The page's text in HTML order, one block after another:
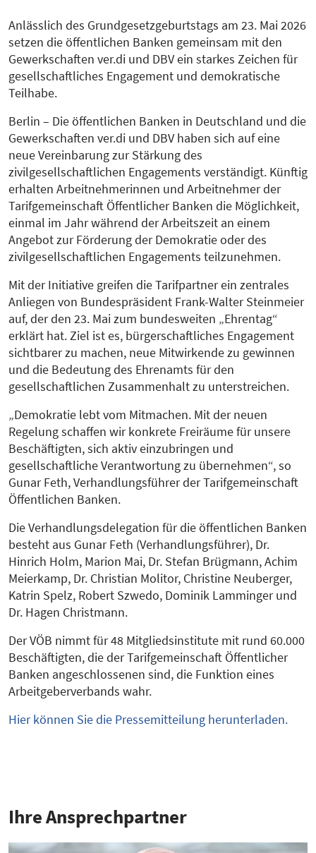
Anlässlich des Grundgesetzgeburtstags am 23. Mai 2026
setzen die öffentlichen Banken gemeinsam mit den
Gewerkschaften ver.di und DBV ein starkes Zeichen für
gesellschaftliches Engagement und demokratische
Teilhabe.
Berlin – Die öffentlichen Banken in Deutschland und die
Gewerkschaften ver.di und DBV haben sich auf eine
neue Vereinbarung zur Stärkung des
zivilgesellschaftlichen Engagements verständigt. Künftig
erhalten Arbeitnehmerinnen und Arbeitnehmer der
Tarifgemeinschaft Öffentlicher Banken die Möglichkeit,
einmal im Jahr während der Arbeitszeit an einem
Angebot zur Förderung der Demokratie oder des
zivilgesellschaftlichen Engagements teilzunehmen.
Mit der Initiative greifen die Tarifpartner ein zentrales
Anliegen von Bundespräsident Frank-Walter Steinmeier
auf, der den 23. Mai zum bundesweiten „Ehrentag“
erklärt hat. Ziel ist es, bürgerschaftliches Engagement
sichtbarer zu machen, neue Mitwirkende zu gewinnen
und die Bedeutung des Ehrenamts für den
gesellschaftlichen Zusammenhalt zu unterstreichen.
„Demokratie lebt vom Mitmachen. Mit der neuen
Regelung schaffen wir konkrete Freiräume für unsere
Beschäftigten, sich aktiv einzubringen und
gesellschaftliche Verantwortung zu übernehmen“, so
Gunar Feth, Verhandlungsführer der Tarifgemeinschaft
Öffentlichen Banken.
Die Verhandlungsdelegation für die öffentlichen Banken
besteht aus Gunar Feth (Verhandlungsführer), Dr.
Hinrich Holm, Marion Mai, Dr. Stefan Brügmann, Achim
Meierkamp, Dr. Christian Molitor, Christine Neuberger,
Katrin Spelz, Robert Szwedo, Dominik Lamminger und
Dr. Hagen Christmann.
Der VÖB nimmt für 48 Mitgliedsinstitute mit rund 60.000
Beschäftigten, die der Tarifgemeinschaft Öffentlicher
Banken angeschlossenen sind, die Funktion eines
Arbeitgeberverbands wahr.
Hier können Sie die Pressemitteilung herunterladen.
Ihre Ansprech­partner